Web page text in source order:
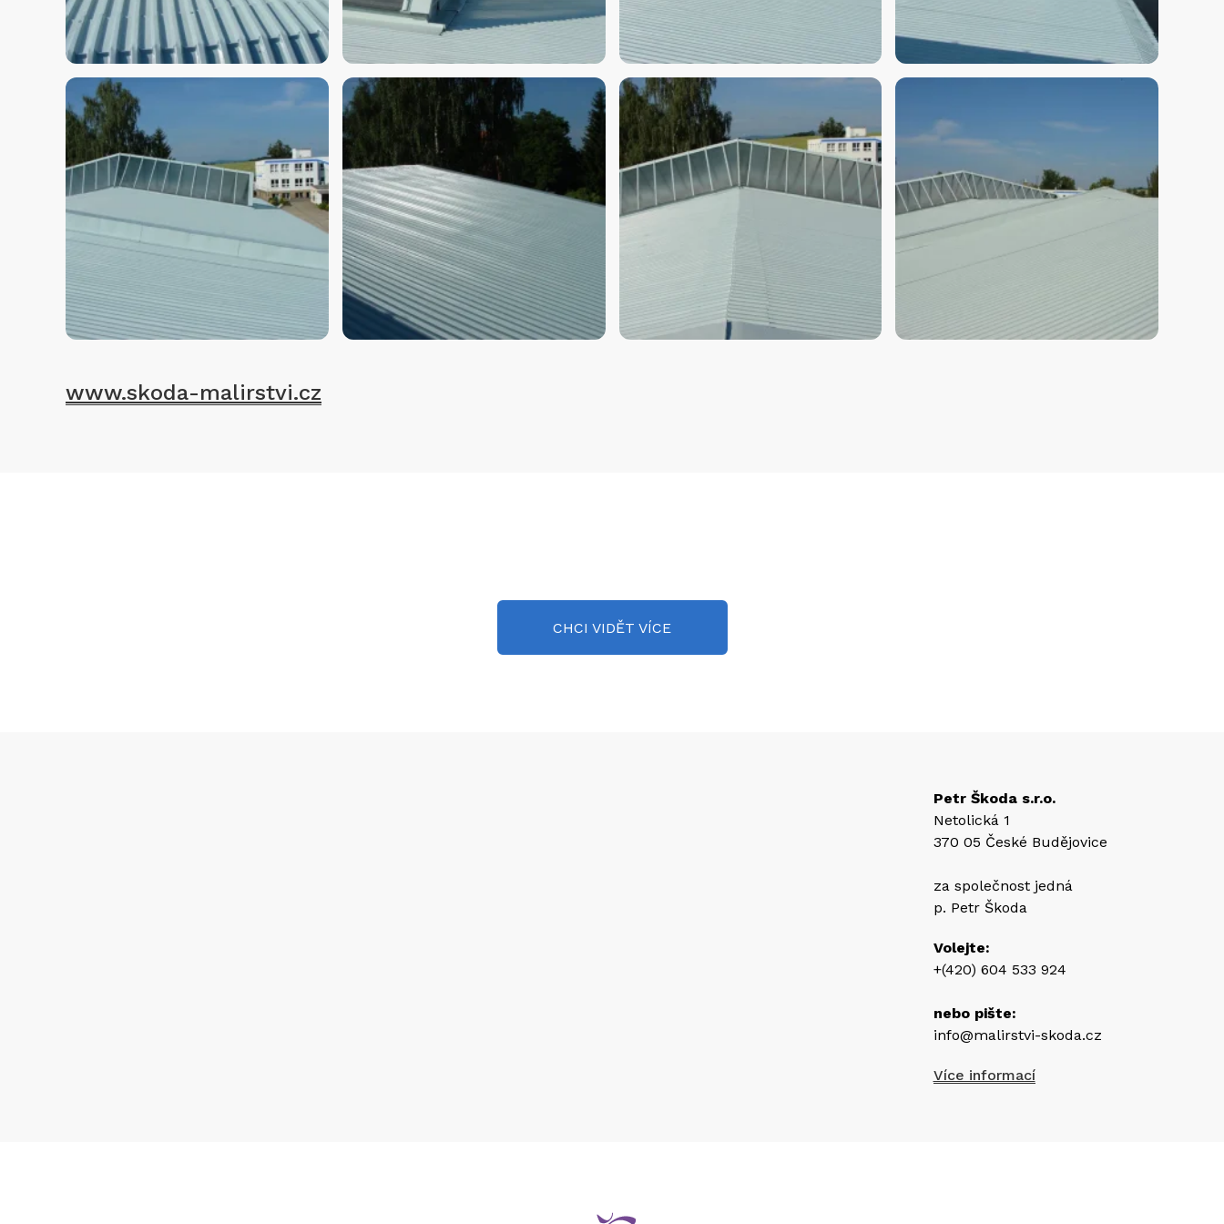
www.skoda-malirstvi.cz
CHCI VIDĚT VÍCE
Petr Škoda s.r.o.
Netolická 1
370 05 České Budějovice
za společnost jedná
p. Petr Škoda
Volejte:
+(420) 604 533 924
nebo pište:
info@malirstvi-skoda.cz
Více informací